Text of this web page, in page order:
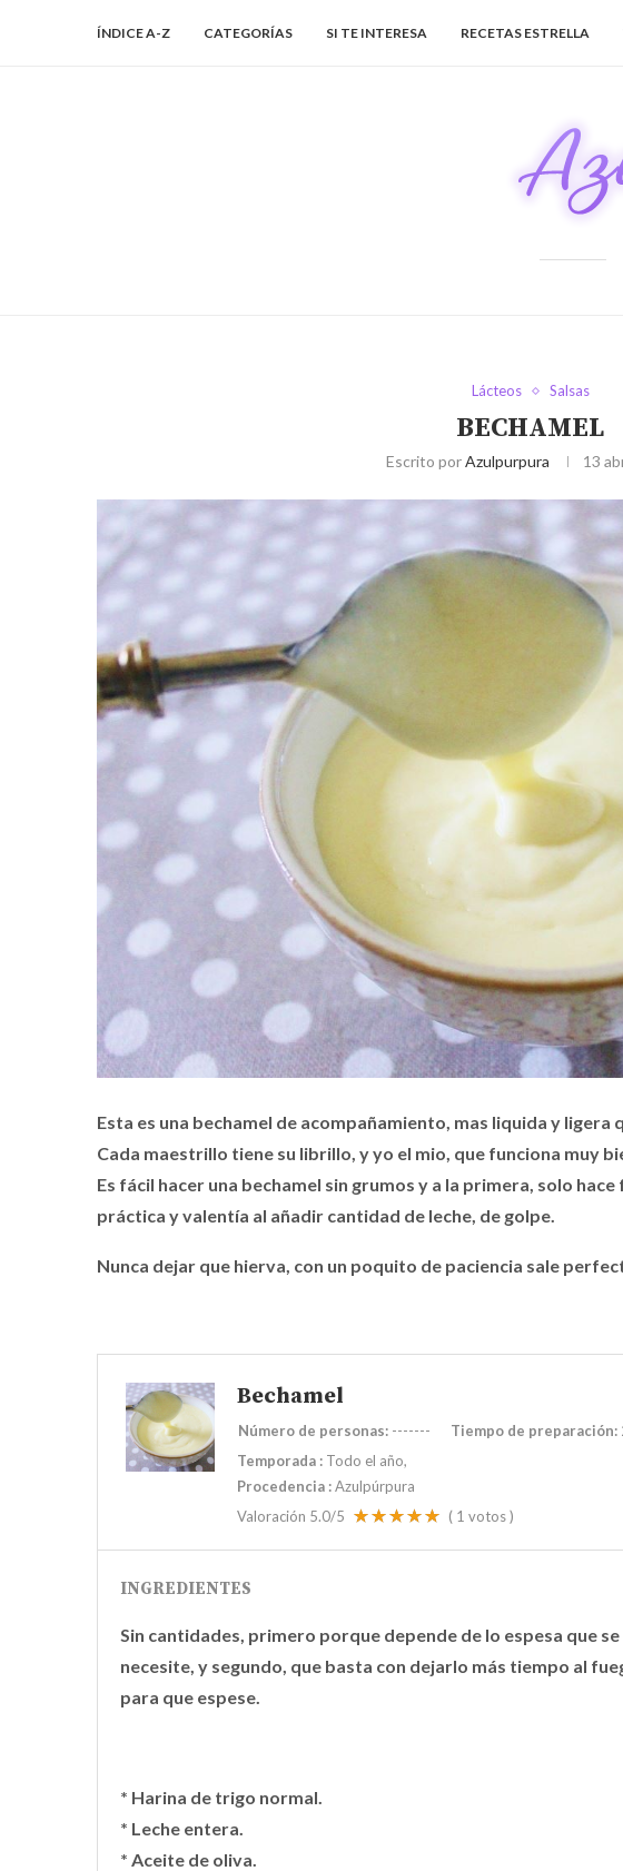
ÍNDICE A-Z CATEGORÍAS SI TE INTERESA RECETAS ESTRELLA
Lácteos Salsas
BECHAMEL
Escrito porAzulpurpura 13
Esta es una bechamel de acompañamiento, mas liquida y ligera
Cada maestrillo tiene su librillo, y yo el mio, que funciona muy
Es fácil hacer una bechamel sin grumos y a la primera, solo
práctica y valentía al añadir cantidad de leche, de golpe.
Nunca dejar que hierva, con un poquito de paciencia sale
Bechamel
Número de personas: ------- Tiempo de preparación:
Temporada : Todo el año
Procedencia :Azulpúrpura
Valoración 5.0/5 ( 1 votos )
INGREDIENTES
Sin cantidades, primero porque depende de lo espesa que
necesite, y segundo, que basta con dejarlo más tiempo al
para que espese.
* Harina de trigo normal.
* Leche entera.
* Aceite de oliva.